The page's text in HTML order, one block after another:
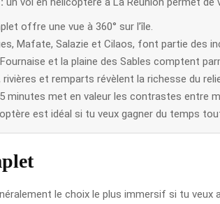
offre une vue à 360° sur l’île.
Mafate, Salazie et Cilaos, font partie des
et la plaine des Sables comptent
et remparts révèlent la richesse du
minutes met en valeur les contrastes entre
est idéal si tu veux gagner du temps
le choix le plus immersif si tu veux